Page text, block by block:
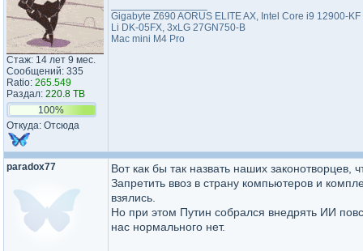
Стаж: 14 лет 9 мес.
Сообщений: 335
Ratio: 265.549
Раздал: 220.8 TB
100%
Откуда: Отсюда
Gigabyte Z690 AORUS ELITE AX, Intel Core i9 12900-
Li DK-05FX, 3xLG 27GN750-B
Mac mini M4 Pro
paradox77
Вот как бы так назвать наших законотворцев,
Запретить ввоз в страну компьютеров и
взялись.
Но при этом Путин собрался внедрять ИИ
нас нормального нет.